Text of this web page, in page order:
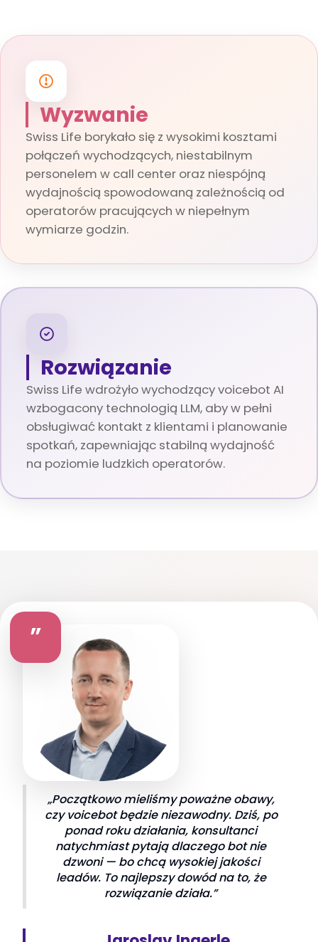
Wyzwanie
Swiss Life borykało się z wysokimi kosztami
połączeń wychodzących, niestabilnym
personelem w call center oraz niespójną
wydajnością spowodowaną zależnością od
operatorów pracujących w niepełnym
wymiarze godzin.
Rozwiązanie
Swiss Life wdrożyło wychodzący voicebot AI
wzbogacony technologią LLM, aby w pełni
obsługiwać kontakt z klientami i planowanie
spotkań, zapewniając stabilną wydajność
na poziomie ludzkich operatorów.
”
„Początkowo mieliśmy poważne obawy,
czy voicebot będzie niezawodny. Dziś, po
ponad roku działania, konsultanci
natychmiast pytają dlaczego bot nie
dzwoni — bo chcą wysokiej jakości
leadów. To najlepszy dowód na to, że
rozwiązanie działa.”